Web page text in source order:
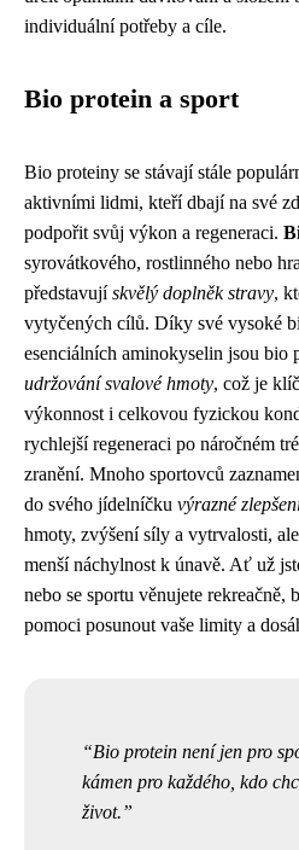
individuální potřeby a cíle.
Bio protein a sport
Bio proteiny se stávají stále
aktivními lidmi, kteří dbají na své
podpořit svůj výkon a regeneraci.
syrovátkového, rostlinného nebo
představujískvělý doplněk stravy,
vytyčených cílů. Díky své vysoké
esenciálních aminokyselin jsou bio
udržování svalové hmoty, což je
výkonnost i celkovou fyzickou
rychlejší regeneraci po náročném
zranění. Mnoho sportovců
do svého jídelníčku výrazné
hmoty, zvýšení síly a vytrvalosti,
menší náchylnost k únavě. Ať už
nebo se sportu věnujete rekreačně,
pomoci posunout vaše limity a
Bio protein není jen pro
kámen pro každého, kdo
život.